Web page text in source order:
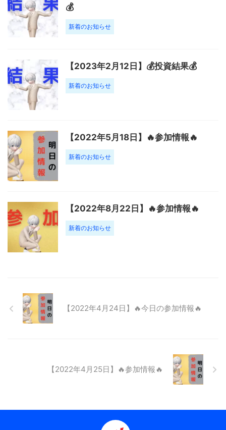
💰
新着のお知らせ
【2023年2月12日】💰投資結果💰
新着のお知らせ
【2022年5月18日】🔥参加情報🔥
新着のお知らせ
【2022年8月22日】🔥参加情報🔥
新着のお知らせ
【2022年4月24日】🔥今日の参加情報🔥
【2022年4月25日】🔥参加情報🔥